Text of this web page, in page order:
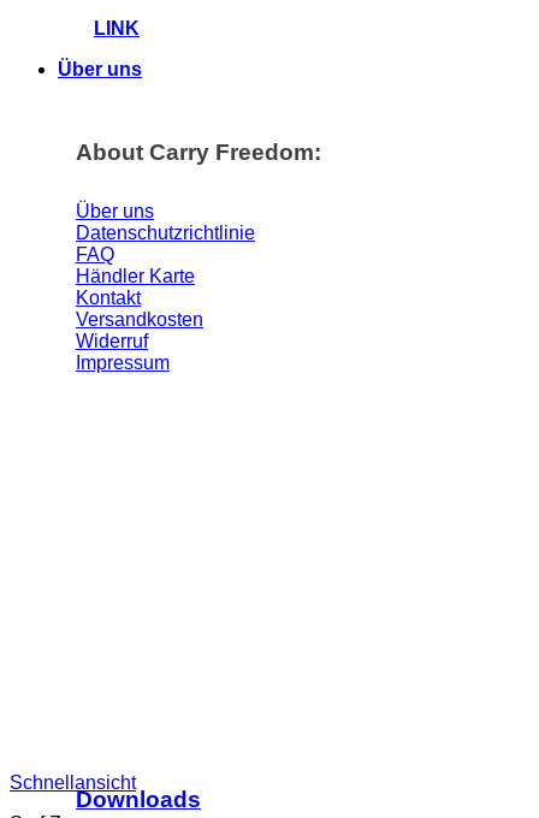
LINK
Über uns
About Carry Freedom:
Über uns
Datenschutzrichtlinie
FAQ
Händler Karte
Kontakt
Versandkosten
Widerruf
Impressum
Downloads
Schnellansicht